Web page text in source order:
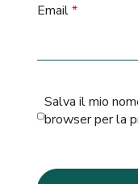
Email*
Salva il mio
browser per la